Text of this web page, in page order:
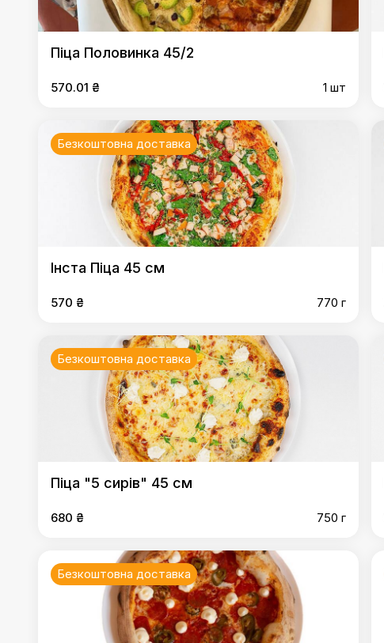
Піца Половинка 45/2
570.01 ₴ 1 шт
Безкоштовна доставка
Інста Піца 45 см
570 ₴ 770 г
Безкоштовна доставка
Піца "5 сирів" 45 см
680 ₴ 750 г
Безкоштовна доставка